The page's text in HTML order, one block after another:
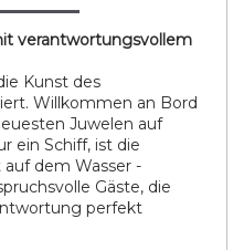
verantwortungsvollem
Kunst des
Willkommen an Bord
Juwelen auf
ein Schiff, ist die
dem Wasser -
Gäste, die
perfekt